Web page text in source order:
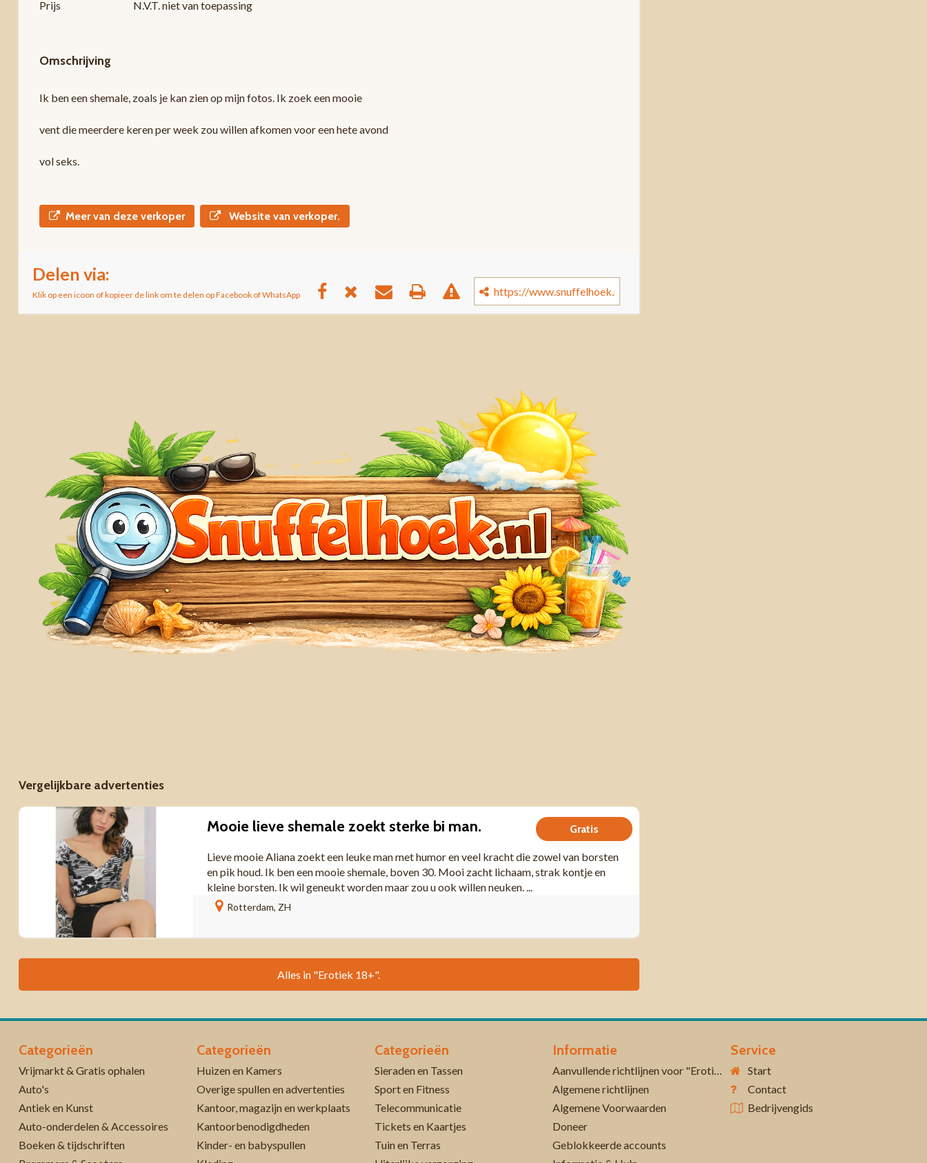
Prijs N.V.T. niet van toepassing
Omschrijving
Ik ben een shemale, zoals je kan zien op mijn fotos. Ik zoek een mooie
vent die meerdere keren per week zou willen afkomen voor een hete avond
vol seks.
Meer van deze verkoper Website van verkoper.
Delen via:
Klik op een icoon of kopieer de link om te delen op Facebook of WhatsApp
Vergelijkbare advertenties
Gratis
Mooie lieve shemale zoekt sterke bi man.
Lieve mooie Aliana zoekt een leuke man met humor en veel kracht die zowel van borsten
en pik houd. Ik ben een mooie shemale, boven 30. Mooi zacht lichaam, strak kontje en
kleine borsten. Ik wil geneukt worden maar zou u ook willen neuken. ...
Rotterdam, ZH
Alles in "Erotiek 18+".
Categorieën
Vrijmarkt & Gratis ophalen
Auto's
Antiek en Kunst
Auto-onderdelen & Accessoires
Boeken & tijdschriften
Categorieën
Huizen en Kamers
Overige spullen en advertenties
Kantoor, magazijn en werkplaats
Kantoorbenodigdheden
Kinder- en babyspullen
Categorieën
Sieraden en Tassen
Sport en Fitness
Telecommunicatie
Tickets en Kaartjes
Tuin en Terras
Informatie
Aanvullende richtlijnen voor "Erotiek 18+"
Algemene richtlijnen
Algemene Voorwaarden
Doneer
Geblokkeerde accounts
Service
Start
Contact
Bedrijvengids